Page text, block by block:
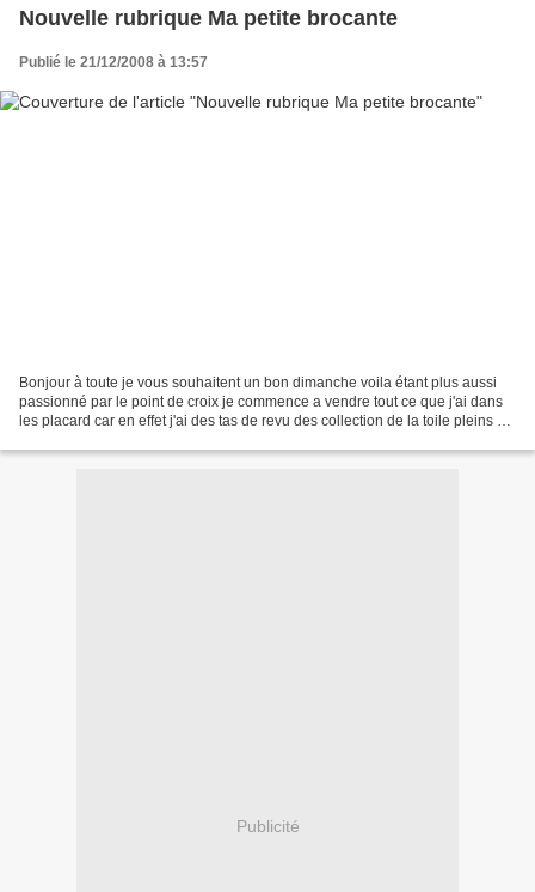
Nouvelle rubrique Ma petite brocante
Publié le 21/12/2008 à 13:57
Bonjour à toute je vous souhaitent un bon dimanche voila étant plus aussi
passionné par le point de croix je commence a vendre tout ce que j'ai dans
les placard car en effet j'ai des tas de revu des collection de la toile pleins de
Publicité